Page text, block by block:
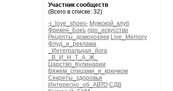
Участник сообществ
(Всего в списке: 32)
-i_love_shoes- Мужской_клуб
Фрекен_Бокъ про_искусство
Рецепты_домохозяек Live_Memory
Флуд_и_реклама
_Интегральная_йога
_В_И_Н_Т_А_Ж_
Царство_Кулинарии
Вяжем_спицами_и_крючком
Секреты_здоровья
Интересно_об_АВТО СДВ